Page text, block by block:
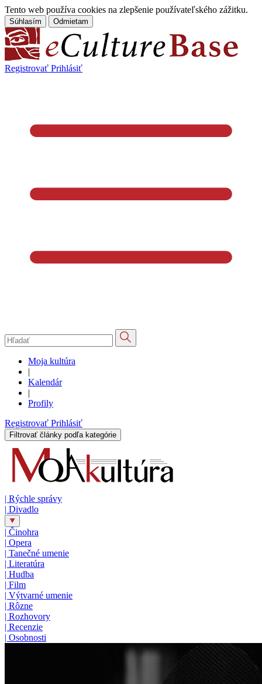
Tento web používa cookies na zlepšenie používateľského zážitku.
Súhlasím Odmietam
Registrovať Prihlásiť
Moja kultúra
|
Kalendár
|
Profily
Registrovať Prihlásiť
Filtrovať články podľa kategórie
| Rýchle správy
| Divadlo
| Činohra
| Opera
| Tanečné umenie
| Literatúra
| Hudba
| Film
| Výtvarné umenie
| Rôzne
| Rozhovory
| Recenzie
| Osobnosti